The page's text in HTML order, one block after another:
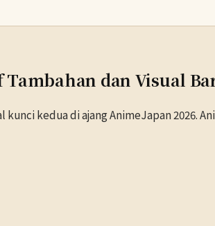
Tambahan dan Visual
kedua di ajang AnimeJapan 2026.